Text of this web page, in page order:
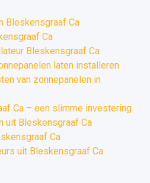
Bleskensgraaf Ca
Ca
Bleskensgraaf Ca
laten installeren
van zonnepanelen in
Ca – een slimme investering
uit Bleskensgraaf Ca
Ca
uit Bleskensgraaf Ca